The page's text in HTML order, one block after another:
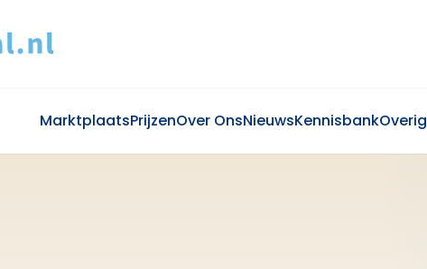
MarktplaatsPrijzenOver OnsNieuwsKennisbankOverig